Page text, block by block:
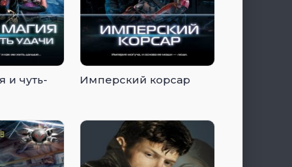
и чуть-
Имперский корсар